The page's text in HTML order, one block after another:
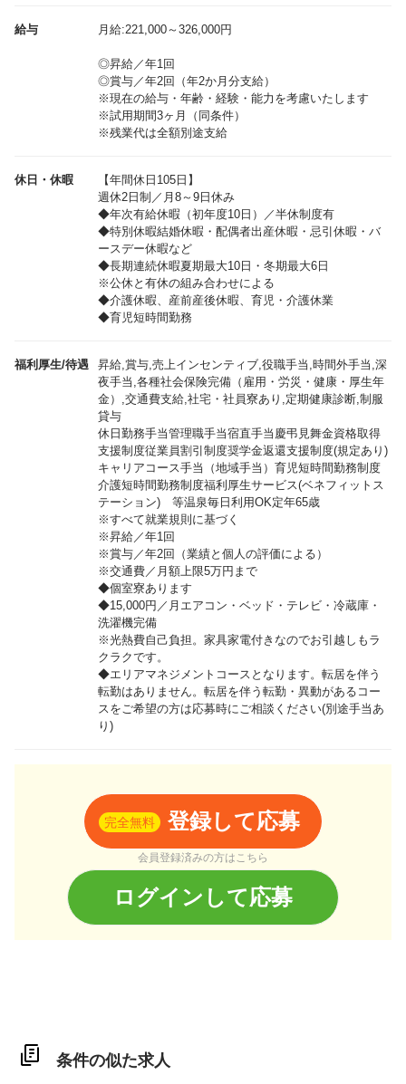
給与 月給:221,000～326,000円
◎昇給／年1回
◎賞与／年2回（年2か月分支給）
※現在の給与・年齢・経験・能力を考慮いたします
※試用期間3ヶ月（同条件）
※残業代は全額別途支給
休日・休暇
【年間休日105日】
週休2日制／月8～9日休み
◆年次有給休暇（初年度10日）／半休制度有
◆特別休暇結婚休暇・配偶者出産休暇・忌引休暇・バ
ースデー休暇など
◆長期連続休暇夏期最大10日・冬期最大6日
※公休と有休の組み合わせによる
◆介護休暇、産前産後休暇、育児・介護休業
◆育児短時間勤務
福利厚生/待遇
昇給,賞与,売上インセンティブ,役職手当,時間外手当,深
夜手当,各種社会保険完備（雇用・労災・健康・厚生年
金）,交通費支給,社宅・社員寮あり,定期健康診断,制服
貸与
休日勤務手当管理職手当宿直手当慶弔見舞金資格取得
支援制度従業員割引制度奨学金返還支援制度(規定あり)
キャリアコース手当（地域手当）育児短時間勤務制度
介護短時間勤務制度福利厚生サービス(ベネフィットス
テーション) 等温泉毎日利用OK定年65歳
※すべて就業規則に基づく
※昇給／年1回
※賞与／年2回（業績と個人の評価による）
※交通費／月額上限5万円まで
◆個室寮あります
◆15,000円／月エアコン・ベッド・テレビ・冷蔵庫・
洗濯機完備
※光熱費自己負担。家具家電付きなのでお引越しもラ
クラクです。
◆エリアマネジメントコースとなります。転居を伴う
転勤はありません。転居を伴う転勤・異動があるコー
スをご希望の方は応募時にご相談ください(別途手当あ
り)
完全無料 登録して応募
会員登録済みの方はこちら
ログインして応募
条件の似た求人